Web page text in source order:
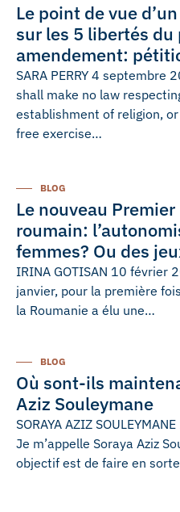
Le point de vue
sur les 5 libertés du
amendement:
SARA PERRY 4 septembre
shall make no law
establishment of religion,
free exercise…
BLOG
Le nouveau
roumain:
femmes? Ou des
IRINA GOTISAN 10 février
janvier, pour la première
la Roumanie a élu une…
BLOG
Où sont-ils
Aziz Souleymane
SORAYA AZIZ
Je m’appelle Soraya Aziz
objectif est de faire en